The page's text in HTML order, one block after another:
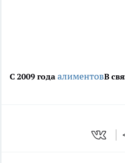
С 2009 года алиментовВ